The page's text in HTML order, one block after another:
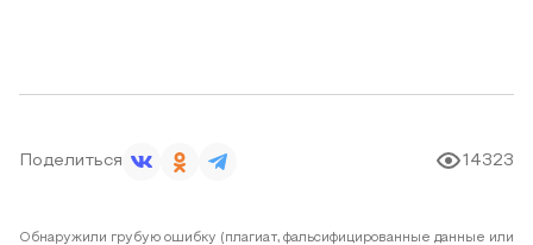
Поделиться 14323
Обнаружили грубую ошибку (плагиат, фальсифицированные данные или